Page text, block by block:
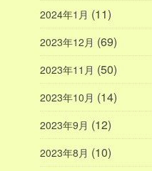
2024年1月 (11)
2023年12月 (69)
2023年11月 (50)
2023年10月 (14)
2023年9月 (12)
2023年8月 (10)